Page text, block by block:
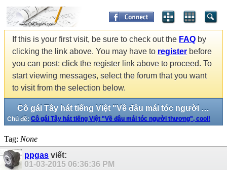
If this is your first visit, be sure to check out the FAQ by
clicking the link above. You may have to register before
you can post: click the register link above to proceed. To
start viewing messages, select the forum that you want
to visit from the selection below.
Cô gái Tây hát tiếng Việt "Về đâu mái tóc người thương", cool!
Chủ đề: Cô gái Tây hát tiếng Việt "Về đâu mái tóc người thương", cool!
Tag: None
ppgas viết:
01-03-2015 06:36:36 PM